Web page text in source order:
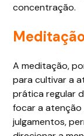
concentração.
A meditação,
para cultivar a
prática regular
focar a
julgamentos,